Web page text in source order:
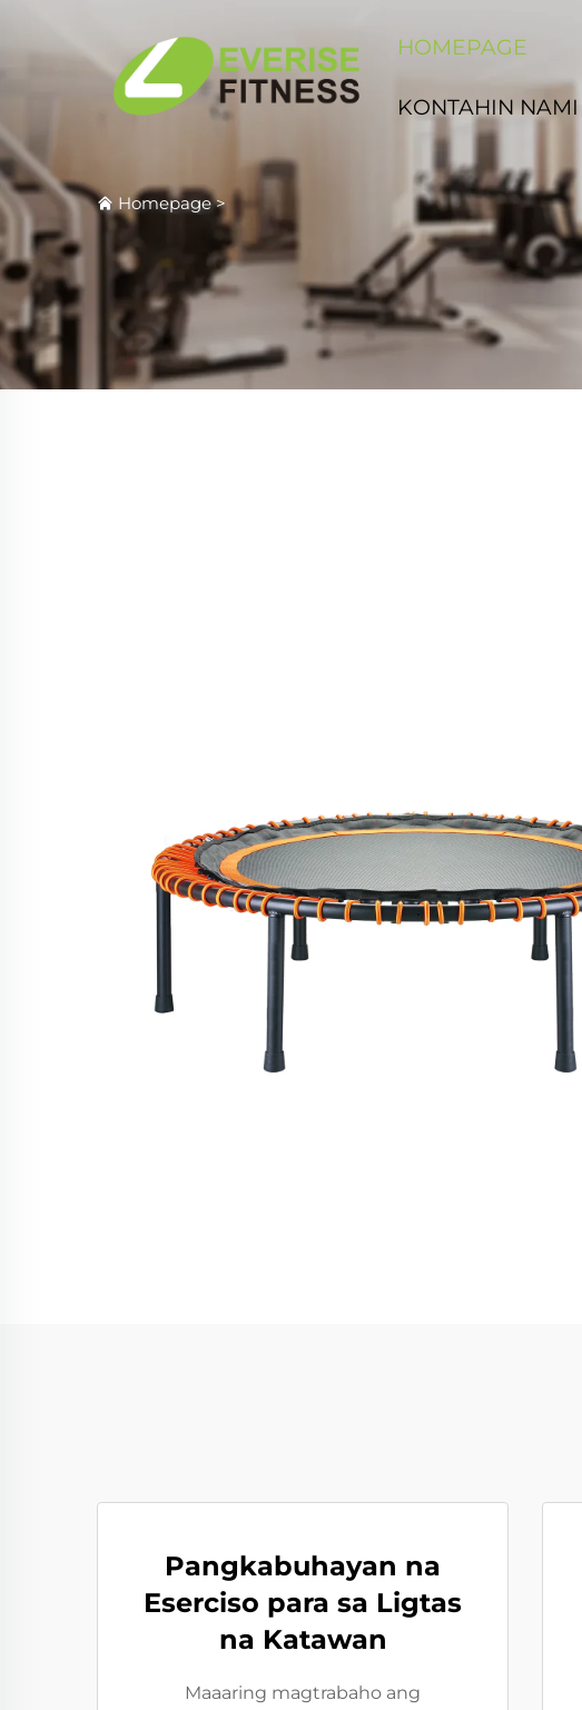
HOMEPAGE
KONTAHIN NAMI
Homepage>
Pangkabuhayan na
Eserciso para sa Ligtas
na Katawan
Maaaring magtrabaho ang